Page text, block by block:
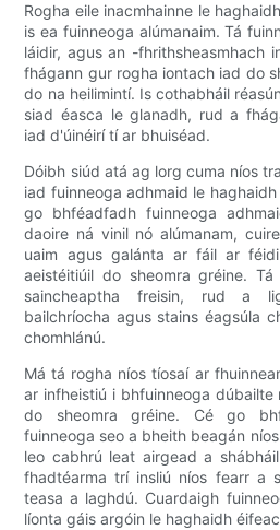
Rogha eile inacmhainne le
is ea fuinneoga alúmanaim. Tá
láidir, agus an -fhrithsheasmhach
fhágann gur rogha iontach iad do
do na heilimintí. Is cothabháil
siad éasca le glanadh, rud a
iad d'úinéirí tí ar bhuiséad.
Dóibh siúd atá ag lorg cuma níos
iad fuinneoga adhmaid le
go bhféadfadh fuinneoga
daoire ná vinil nó alúmanam,
uaim agus galánta ar fáil ar
aeistéitiúil do sheomra gréine.
saincheaptha freisin, rud a
bailchríocha agus stains éagsúla
chomhlánú.
Má tá rogha níos tíosaí ar
ar infheistiú i bhfuinneoga
do sheomra gréine. Cé go
fuinneoga seo a bheith beagán
leo cabhrú leat airgead a
fhadtéarma trí insliú níos fearr a
teasa a laghdú. Cuardaigh
líonta gáis argóin le haghaidh